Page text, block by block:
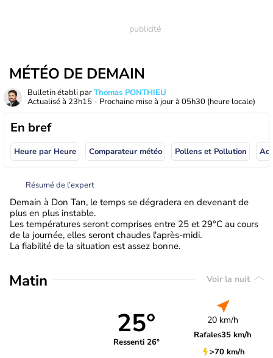
MÉTÉO DE DEMAIN
Bulletin établi parThomas PONTHIEU
Actualisé à 23h15 - Prochaine mise à jour à 05h30 (heure locale)
En bref
Heure par Heure Comparateur météo Pollens et Pollution
Résumé de l’expert
Demain à Don Tan, le temps se dégradera en devenant de
plus en plus instable.
Les températures seront comprises entre 25 et 29°C au cours
de la journée, elles seront chaudes l'après-midi.
La fiabilité de la situation est assez bonne.
Matin Voir la nuit
25°
Ressenti 26°
20 km/h
Rafales35 km/h
>70 km/h